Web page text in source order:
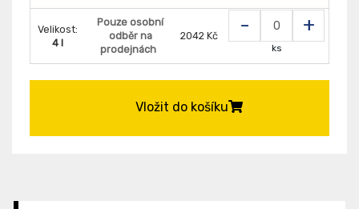
Velikost:
4 l
Pouze osobní
odběr na
prodejnách
2042 Kč - +
ks
Vložit do košíku